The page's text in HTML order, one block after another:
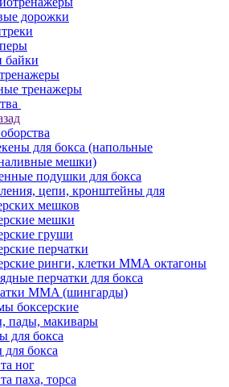
дорожки
байки
тренажеры
для бокса (напольные
мешки)
подушки для бокса
цепи, кронштейны для
мешков
мешки
груши
перчатки
ринги, клетки ММА октагоны
перчатки для бокса
MMA (шингарды)
боксерские
пады, макивары
для бокса
бокса
ног
паха, торса